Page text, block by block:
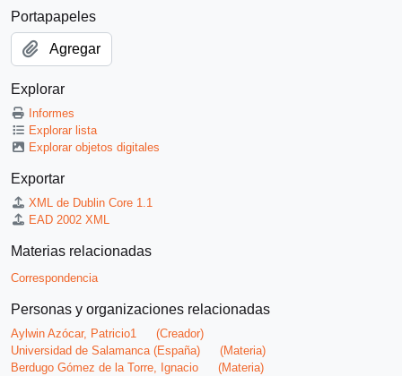
Portapapeles
Agregar
Explorar
Informes
Explorar lista
Explorar objetos digitales
Exportar
XML de Dublin Core 1.1
EAD 2002 XML
Materias relacionadas
Correspondencia
Personas y organizaciones relacionadas
Aylwin Azócar, Patricio1
(Creador)
Universidad de Salamanca (España)
(Materia)
Berdugo Gómez de la Torre, Ignacio
(Materia)